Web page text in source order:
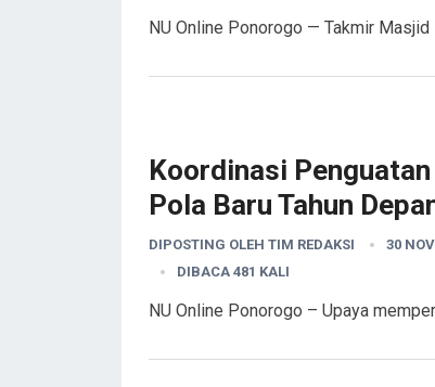
NU Online Ponorogo — Takmir Masjid
Koordinasi
Pola Baru Tahun
DIPOSTING OLEH TIM REDAKSI 30
DIBACA 481 KALI
NU Online Ponorogo – Upaya